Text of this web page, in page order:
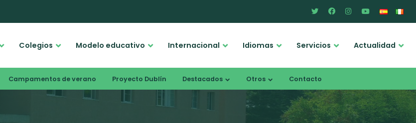
Colegios Modelo educativo Internacional Idiomas Servicios Actualidad
Campamentos de verano Proyecto Dublín Destacados Otros Contacto